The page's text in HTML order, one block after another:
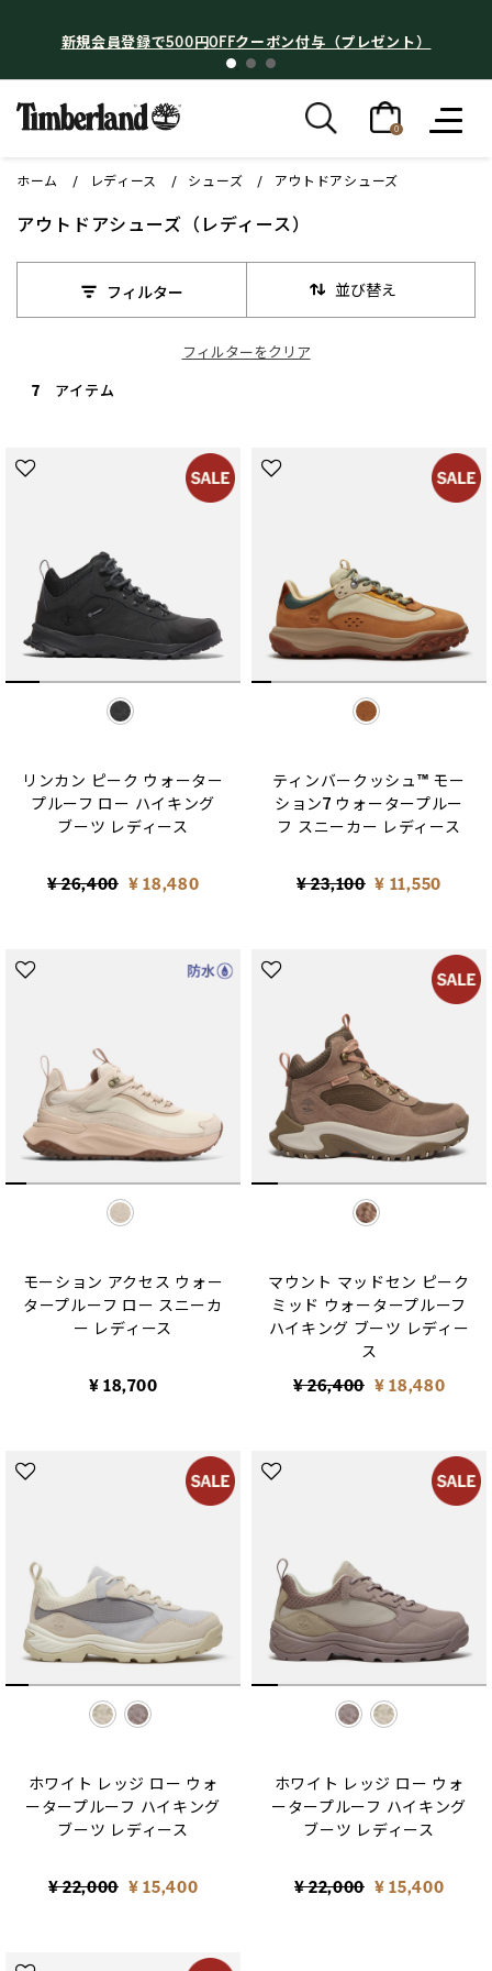
円OFFクーポン付与（プレゼント） 【最大
0
ホーム レディース シューズ アウトドアシューズ
アウトドアシューズ（レディース）
並び替え
フィルター
フィルターをクリア
7 アイテム
selected
リンカン ピーク ウォーター
プルーフ ロー ハイキング
ブーツ レディース
Price reduced from
¥ 26,400to¥ 18,480
selected
ティンバークッシュ™ モー
ション7 ウォータープルー
フ スニーカー レディース
Price reduced from
¥ 23,100to¥ 11,550
selected
モーション アクセス ウォー
タープルーフ ロー スニーカ
ー レディース
¥ 18,700
selected
マウント マッドセン ピーク
ミッド ウォータープルーフ
ハイキング ブーツ レディー
ス
Price reduced from
¥ 26,400to¥ 18,480
selected
ホワイト レッジ ロー ウォ
ータープルーフ ハイキング
ブーツ レディース
Price reduced from
¥ 22,000to¥ 15,400
selected
ホワイト レッジ ロー ウォ
ータープルーフ ハイキング
ブーツ レディース
Price reduced from
¥ 22,000to¥ 15,400